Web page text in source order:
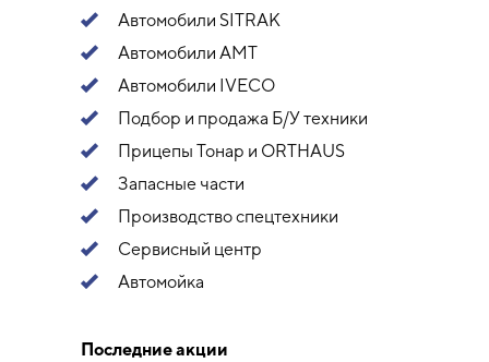
Автомобили SITRAK
Автомобили АМТ
Автомобили IVECO
Подбор и продажа Б/У техники
Прицепы Тонар и ORTHAUS
Запасные части
Производство спецтехники
Сервисный центр
Автомойка
Последние акции